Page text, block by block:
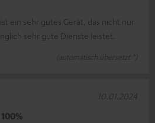
ein sehr gutes Gerät, das nicht nur
sehr gute Dienste leistet.
(automatisch übersetzt *)
10.01.2024